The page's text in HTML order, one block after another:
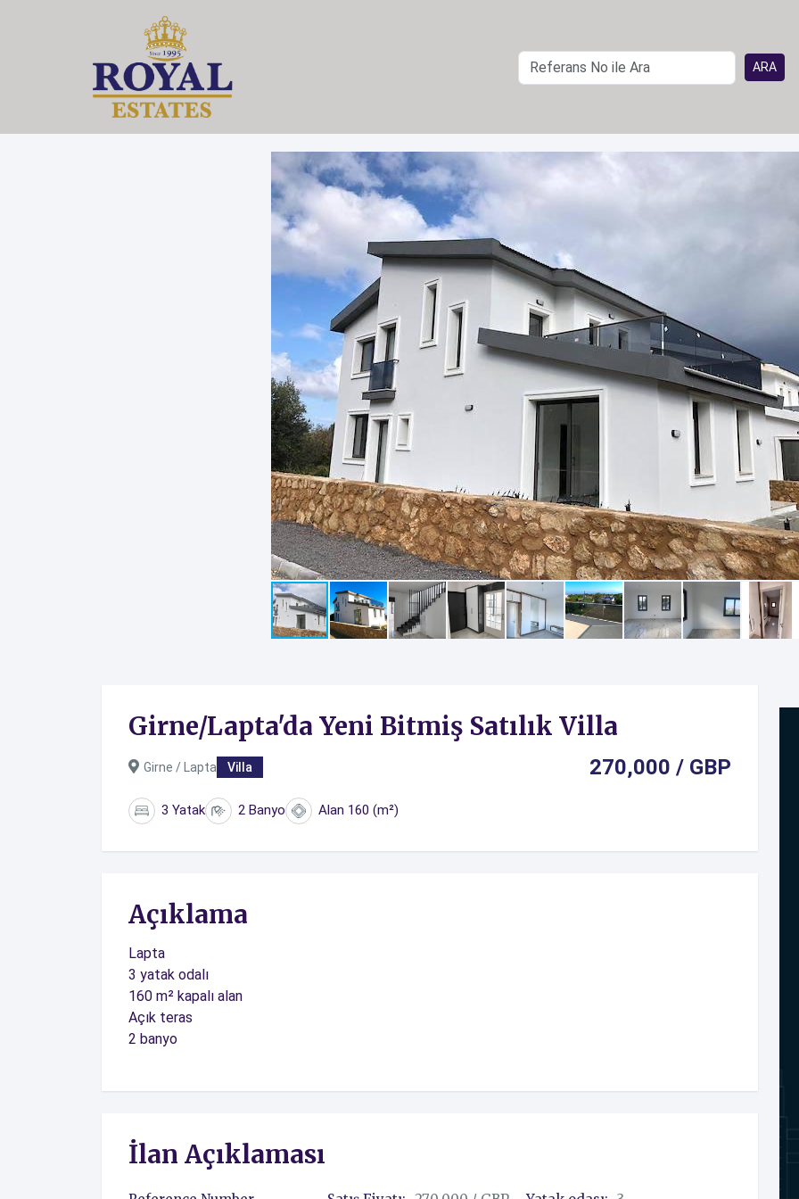
Girne/Lapta'da Yeni Bitmiş Satılık Villa
Girne / Lapta Villa 270,000 / GBP
3 Yatak 2 Banyo Alan 160 (m²)
Açıklama
Lapta
3 yatak odalı
160 m² kapalı alan
Açık teras
2 banyo
İlan Açıklaması